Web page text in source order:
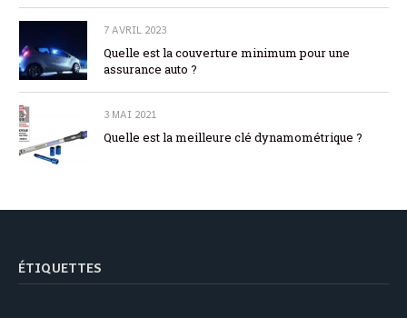
7 AVRIL 2023
Quelle est la couverture minimum pour une
assurance auto ?
3 MAI 2021
Quelle est la meilleure clé dynamométrique ?
ÉTIQUETTES